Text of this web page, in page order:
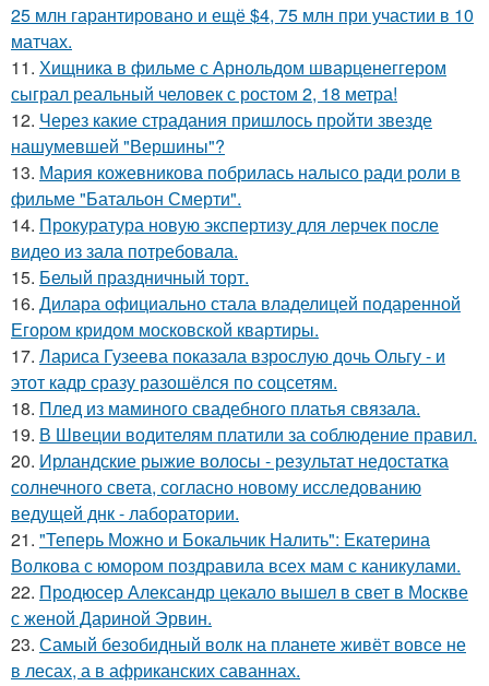
25 млн гарантировано и ещё $4, 75 млн при участии в 10
матчах.
11. Хищника в фильме с Арнольдом шварценеггером
сыграл реальный человек с ростом 2, 18 метра!
12. Через какие страдания пришлось пройти звезде
нашумевшей "Вершины"?
13. Мария кожевникова побрилась налысо ради роли в
фильме "Батальон Смерти".
14. Прокуратура новую экспертизу для лерчек после
видео из зала потребовала.
15. Белый праздничный торт.
16. Дилара официально стала владелицей подаренной
Егором кридом московской квартиры.
17. Лариса Гузеева показала взрослую дочь Ольгу - и
этот кадр сразу разошёлся по соцсетям.
18. Плед из маминого свадебного платья связала.
19. В Швеции водителям платили за соблюдение правил.
20. Ирландские рыжие волосы - результат недостатка
солнечного света, согласно новому исследованию
ведущей днк - лаборатории.
21. "Теперь Можно и Бокальчик Налить": Екатерина
Волкова с юмором поздравила всех мам с каникулами.
22. Продюсер Александр цекало вышел в свет в Москве
с женой Дариной Эрвин.
23. Самый безобидный волк на планете живёт вовсе не
в лесах, а в африканских саваннах.